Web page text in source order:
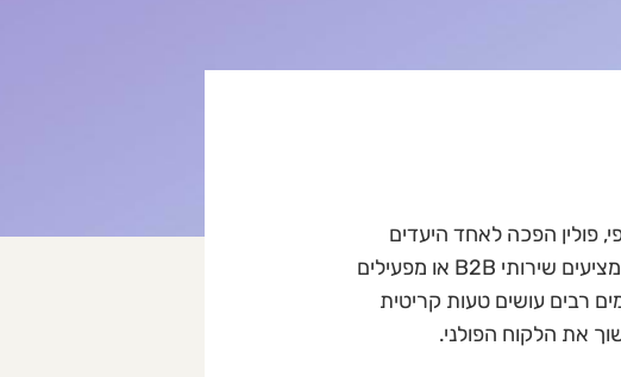
פולין הפכה לאחד היעדים
האטרקטיביים ביותר עבור חברות ישראליות. בין אם אתם מנהלים חברת הייטק, מציעים שירותי B2B או מפעילים
רבים עושים טעות קריטית
את הלקוח הפולני.